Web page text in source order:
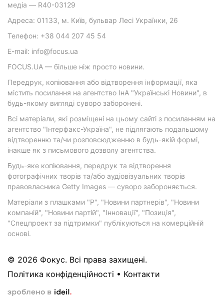
медіа — R40-03129
Адреса: 01133, м. Київ, бульвар Лесі Українки, 26
Телефон: +38 044 207 45 54
E-mail: info@focus.ua
FOCUS.UA — більше ніж просто новини.
Передрук, копіювання або відтворення інформації, яка
містить посилання на агентство ІнА "Українські Новини", в
будь-якому вигляді суворо заборонені.
Всі матеріали, які розміщені на цьому сайті з посиланням на
агентство "Інтерфакс-Україна", не підлягають подальшому
відтворенню та/чи розповсюдженню в будь-якій формі,
інакше як з письмового дозволу агентства.
Будь-яке копіювання, передрук та відтворення
фотографічних творів та/або аудіовізуальних творів
правовласника Getty Images — суворо забороняється.
Матеріали з плашками "Р", "Новини партнерів", "Новини
компаній", "Новини партій", "Інновації", "Позиція",
"Спецпроект за підтримки" публікуються на комерційній
основі.
© 2026 Фокус. Всі права захищені.
Політика конфіденційності • Контакти